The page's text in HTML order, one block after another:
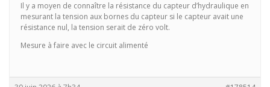
Il y a moyen de connaître la résistance du capteur d’hydraulique en
mesurant la tension aux bornes du capteur si le capteur avait une
résistance nul, la tension serait de zéro volt.
Mesure à faire avec le circuit alimenté